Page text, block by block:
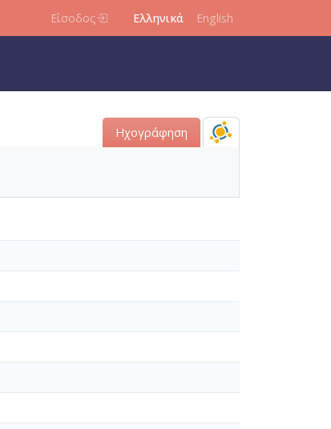
Είσοδος Ελληνικά English
Ηχογράφηση